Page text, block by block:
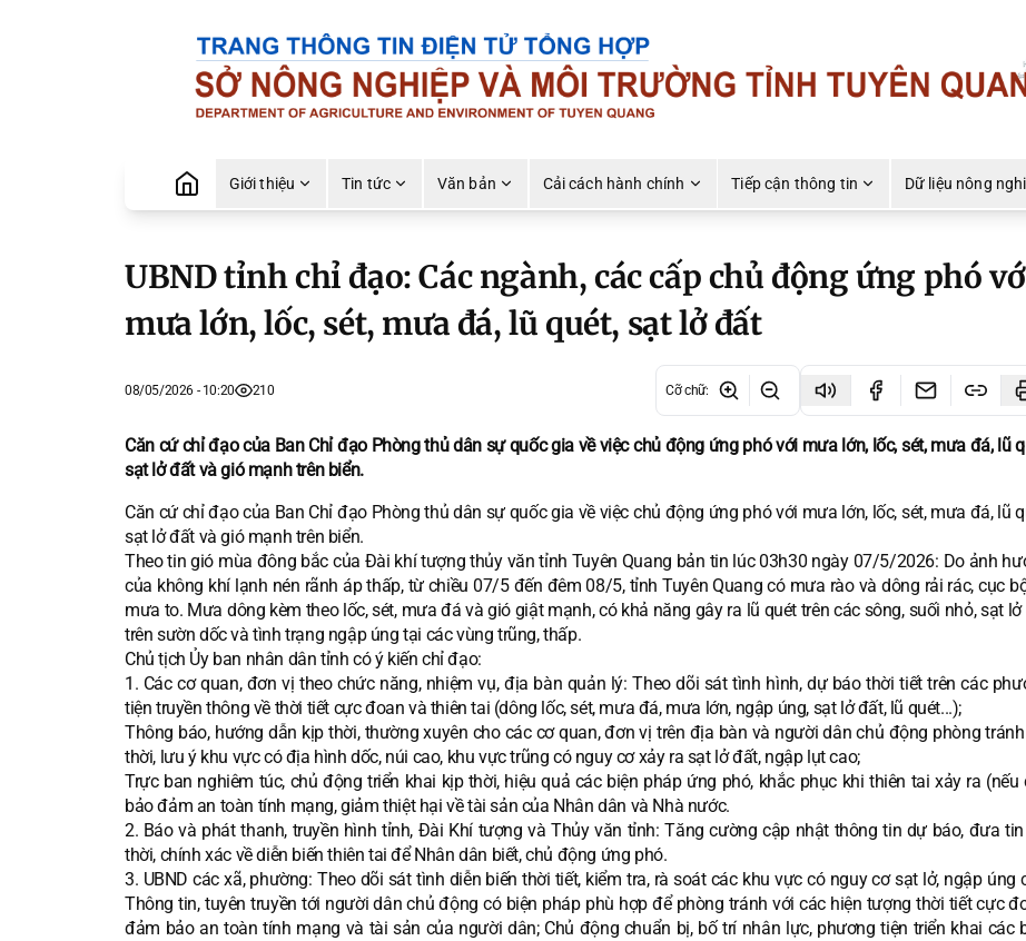
Giới thiệu Tin tức Văn bản Cải cách hành chính Tiếp cận thông tin Dữ liệu nông
UBND tỉnh chỉ đạo: Các ngành, các cấp chủ động ứng phó
mưa lớn, lốc, sét, mưa đá, lũ quét, sạt lở đất
08/05/2026 - 10:20 210 Cỡ chữ:
Căn cứ chỉ đạo của Ban Chỉ đạo Phòng thủ dân sự quốc gia về việc chủ động ứng phó với mưa lớn, lốc, sét, mưa đá, lũ
sạt lở đất và gió mạnh trên biển.
Căn cứ chỉ đạo của Ban Chỉ đạo Phòng thủ dân sự quốc gia về việc chủ động ứng phó với mưa lớn, lốc, sét, mưa đá, lũ
sạt lở đất và gió mạnh trên biển.
Theo tin gió mùa đông bắc của Đài khí tượng thủy văn tỉnh Tuyên Quang bản tin lúc 03h30 ngày 07/5/2026: Do ảnh
của không khí lạnh nén rãnh áp thấp, từ chiều 07/5 đến đêm 08/5, tỉnh Tuyên Quang có mưa rào và dông rải rác, cục
mưa to. Mưa dông kèm theo lốc, sét, mưa đá và gió giật mạnh, có khả năng gây ra lũ quét trên các sông, suối nhỏ, sạt
trên sườn dốc và tình trạng ngập úng tại các vùng trũng, thấp.
Chủ tịch Ủy ban nhân dân tỉnh có ý kiến chỉ đạo:
1. Các cơ quan, đơn vị theo chức năng, nhiệm vụ, địa bàn quản lý: Theo dõi sát tình hình, dự báo thời tiết trên các
tiện truyền thông về thời tiết cực đoan và thiên tai (dông lốc, sét, mưa đá, mưa lớn, ngập úng, sạt lở đất, lũ quét...);
Thông báo, hướng dẫn kịp thời, thường xuyên cho các cơ quan, đơn vị trên địa bàn và người dân chủ động phòng
thời, lưu ý khu vực có địa hình dốc, núi cao, khu vực trũng có nguy cơ xảy ra sạt lở đất, ngập lụt cao;
Trực ban nghiêm túc, chủ động triển khai kịp thời, hiệu quả các biện pháp ứng phó, khắc phục khi thiên tai xảy ra (nếu
bảo đảm an toàn tính mạng, giảm thiệt hại về tài sản của Nhân dân và Nhà nước.
2. Báo và phát thanh, truyền hình tỉnh, Đài Khí tượng và Thủy văn tỉnh: Tăng cường cập nhật thông tin dự báo, đưa
thời, chính xác về diễn biến thiên tai để Nhân dân biết, chủ động ứng phó.
3. UBND các xã, phường: Theo dõi sát tình diễn biến thời tiết, kiểm tra, rà soát các khu vực có nguy cơ sạt lở, ngập úng
Thông tin, tuyên truyền tới người dân chủ động có biện pháp phù hợp để phòng tránh với các hiện tượng thời tiết cực
đảm bảo an toàn tính mạng và tài sản của người dân; Chủ động chuẩn bị, bố trí nhân lực, phương tiện triển khai các